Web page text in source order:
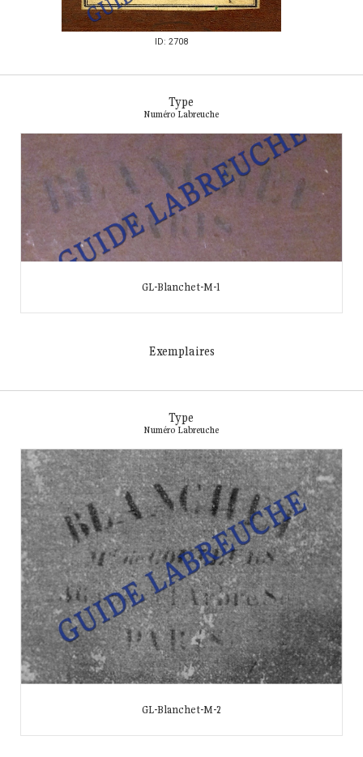
ID: 2708
Type
Numéro Labreuche
GL-Blanchet-M-1
Exemplaires
Type
Numéro Labreuche
GL-Blanchet-M-2